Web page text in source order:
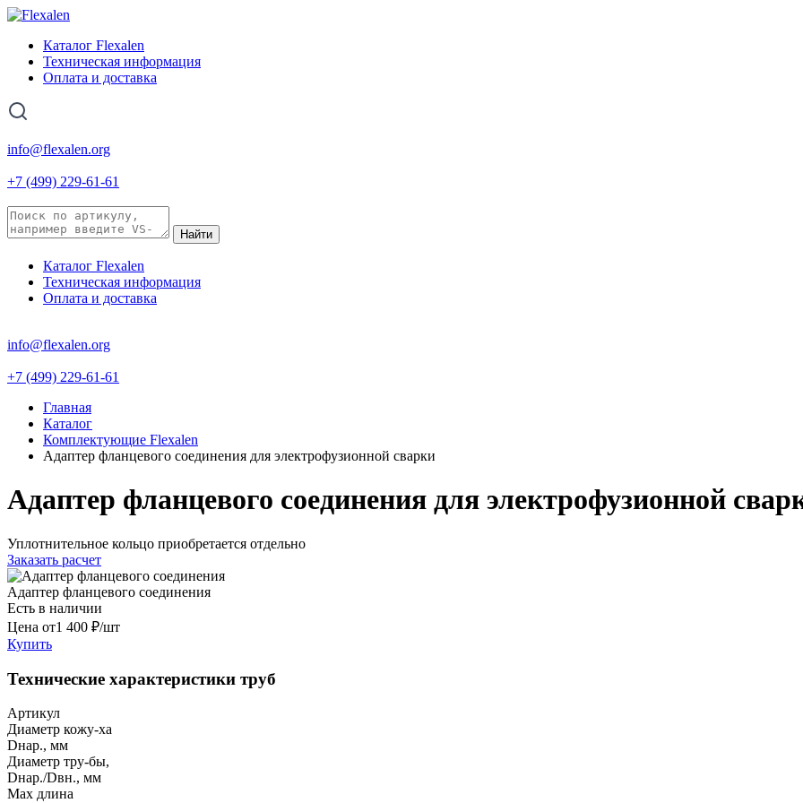
Каталог Flexalen
Техническая информация
Оплата и доставка
info@flexalen.org
+7 (499) 229-61-61
Найти
Каталог Flexalen
Техническая информация
Оплата и доставка
info@flexalen.org
+7 (499) 229-61-61
Главная
Каталог
Комплектующие Flexalen
Адаптер фланцевого соединения для электрофузионной сварки
Адаптер фланцевого соединения для электрофузионной
Уплотнительное кольцо приобретается отдельно
Заказать расчет
Адаптер фланцевого соединения
Есть в наличии
Цена от1 400 ₽/шт
Купить
Технические характеристики труб
Артикул
Диаметр кожу-ха
Dнар., мм
Диаметр тру-бы,
Dнар./Dвн., мм
Max длина